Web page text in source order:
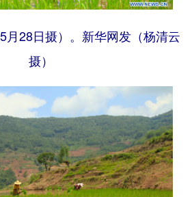
月28日摄）。新华网发（杨清云
摄）